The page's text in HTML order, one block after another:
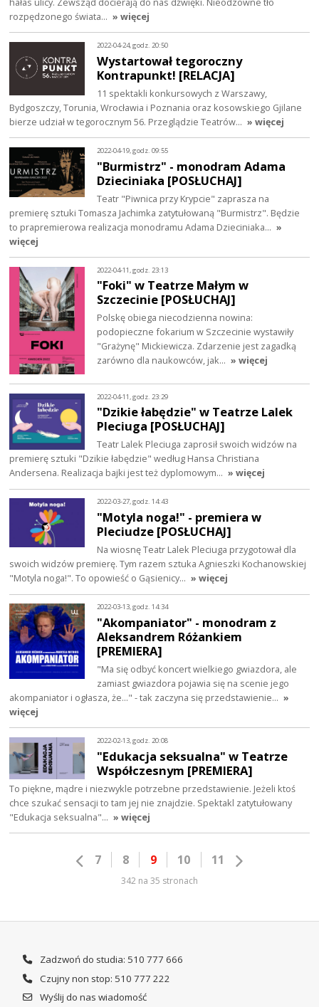
rozpędzonego świata… » więcej
2022-04-24, godz. 20:50
Wystartował tegoroczny
Kontrapunkt! [RELACJA]
11 spektakli konkursowych z Warszawy,
Bydgoszczy, Torunia, Wrocławia i Poznania oraz kosowskiego Gjilane
bierze udział w tegorocznym 56. Przeglądzie Teatrów… » więcej
2022-04-19, godz. 09:55
"Burmistrz" - monodram Adama
Dzieciniaka [POSŁUCHAJ]
Teatr "Piwnica przy Krypcie" zaprasza na
premierę sztuki Tomasza Jachimka zatytułowaną "Burmistrz". Będzie
to prapremierowa realizacja monodramu Adama Dzieciniaka… »
więcej
2022-04-11, godz. 23:13
"Foki" w Teatrze Małym w
Szczecinie [POSŁUCHAJ]
Polskę obiega niecodzienna nowina:
podopieczne fokarium w Szczecinie wystawiły
"Grażynę" Mickiewicza. Zdarzenie jest zagadką
zarówno dla naukowców, jak… » więcej
2022-04-11, godz. 23:29
"Dzikie łabędzie" w Teatrze Lalek
Pleciuga [POSŁUCHAJ]
Teatr Lalek Pleciuga zaprosił swoich widzów na
premierę sztuki "Dzikie łabędzie" według Hansa Christiana
Andersena. Realizacja bajki jest też dyplomowym… » więcej
2022-03-27, godz. 14:43
"Motyla noga!" - premiera w
Pleciudze [POSŁUCHAJ]
Na wiosnę Teatr Lalek Pleciuga przygotował dla
swoich widzów premierę. Tym razem sztuka Agnieszki Kochanowskiej
"Motyla noga!". To opowieść o Gąsienicy… » więcej
2022-03-13, godz. 14:34
"Akompaniator" - monodram z
Aleksandrem Różankiem
[PREMIERA]
"Ma się odbyć koncert wielkiego gwiazdora, ale
zamiast gwiazdora pojawia się na scenie jego
akompaniator i ogłasza, że..." - tak zaczyna się przedstawienie… »
więcej
2022-02-13, godz. 20:08
"Edukacja seksualna" w Teatrze
Współczesnym [PREMIERA]
To piękne, mądre i niezwykle potrzebne przedstawienie. Jeżeli ktoś
chce szukać sensacji to tam jej nie znajdzie. Spektakl zatytułowany
"Edukacja seksualna"… » więcej
7 8 9 10 11
342 na 35 stronach
Zadzwoń do studia: 510 777 666
Czujny non stop: 510 777 222
Wyślij do nas wiadomość